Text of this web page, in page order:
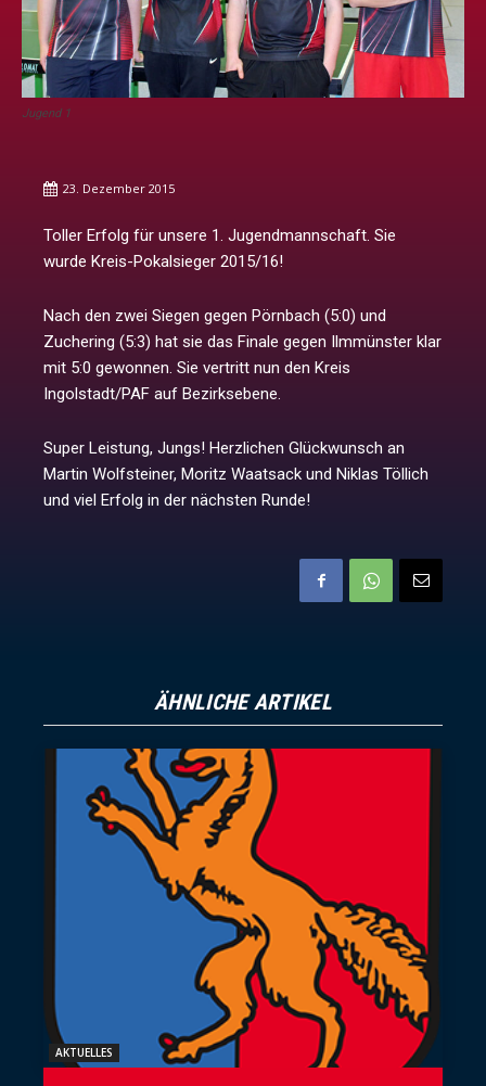
Jugend 1
23. Dezember 2015
Toller Erfolg für unsere 1. Jugendmannschaft. Sie
wurde Kreis-Pokalsieger 2015/16!
Nach den zwei Siegen gegen Pörnbach (5:0) und
Zuchering (5:3) hat sie das Finale gegen Ilmmünster klar
mit 5:0 gewonnen. Sie vertritt nun den Kreis
Ingolstadt/PAF auf Bezirksebene.
Super Leistung, Jungs! Herzlichen Glückwunsch an
Martin Wolfsteiner, Moritz Waatsack und Niklas Töllich
und viel Erfolg in der nächsten Runde!
ÄHNLICHE ARTIKEL
AKTUELLES